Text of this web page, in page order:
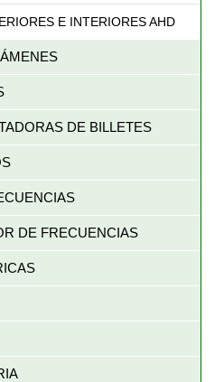
E INTERIORES AHD
DE BILLETES
DE FRECUENCIAS